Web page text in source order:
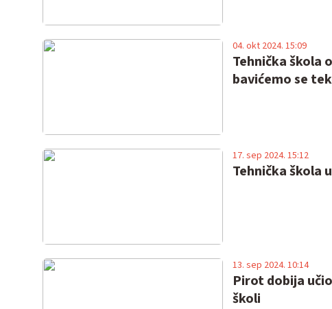
Tehnička škola
bavićemo se
04. okt 2024. 15:09
Tehnička škola
17. sep 2024. 15:12
Pirot dobija
školi
13. sep 2024. 10:14